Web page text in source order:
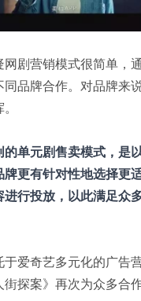
网剧营销模式很简单，
同品牌合作。对品牌来
的单元剧售卖模式，是
牌更有针对性地选择更
进行投放，以此满足众
于爱奇艺多元化的广告
街探案》再次为众多合